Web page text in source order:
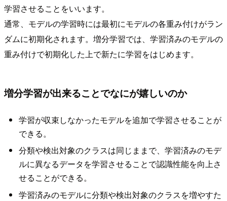
学習させることをいいます。
通常、モデルの学習時には最初にモデルの各重み付けがラン
ダムに初期化されます。増分学習では、学習済みのモデルの
重み付けで初期化した上で新たに学習をはじめます。
増分学習が出来ることでなにが嬉しいのか
学習が収束しなかったモデルを追加で学習させることが
できる。
分類や検出対象のクラスは同じままで、学習済みのモデ
ルに異なるデータを学習させることで認識性能を向上さ
せることができる。
学習済みのモデルに分類や検出対象のクラスを増やすた